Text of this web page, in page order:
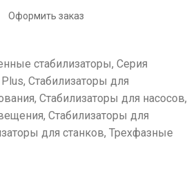
Оформить заказ
стабилизаторы, Серия
, Стабилизаторы для
, Стабилизаторы для насосов,
, Стабилизаторы для
для станков, Трехфазные